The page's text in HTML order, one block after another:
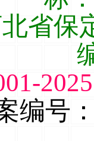
省保
编号